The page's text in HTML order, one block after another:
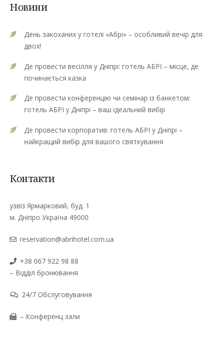
Новини
День закоханих у готелі «Абрі» – особливий вечір для
двох!
Де провести весілля у Дніпрі: готель АБРІ – місце, де
починається казка
Де провести конференцію чи семінар із банкетом:
готель АБРІ у Дніпрі – ваш ідеальний вибір
Де провести корпоратив: готель АБРІ у Дніпрі –
найкращий вибір для вашого святкування
Контакти
узвіз Ярмарковий, буд. 1
м. Дніпро Україна 49000
reservation@abrihotel.com.ua
+38 067 922 98 88
– Відділ бронювання
24/7 Обслуговування
– Конференц зали